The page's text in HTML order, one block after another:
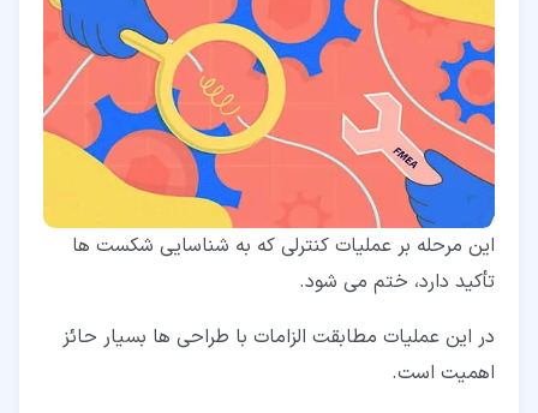
این مرحله بر عملیات کنترلی که به شناسایی شکست ها
تأکید دارد، ختم می شود.
در این عملیات مطابقت الزامات با طراحی ها بسیار حائز
اهمیت است.